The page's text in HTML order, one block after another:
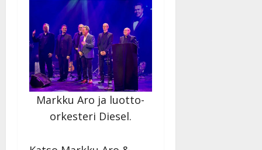
Markku Aro ja luotto-
orkesteri Diesel.